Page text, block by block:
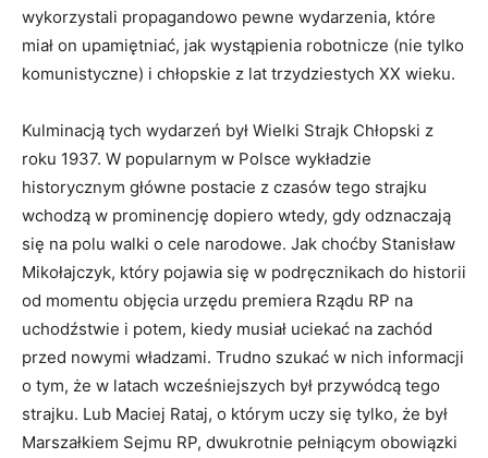
wykorzystali propagandowo pewne wydarzenia, które
miał on upamiętniać, jak wystąpienia robotnicze (nie tylko
komunistyczne) i chłopskie z lat trzydziestych XX wieku.
Kulminacją tych wydarzeń był Wielki Strajk Chłopski z
roku 1937. W popularnym w Polsce wykładzie
historycznym główne postacie z czasów tego strajku
wchodzą w prominencję dopiero wtedy, gdy odznaczają
się na polu walki o cele narodowe. Jak choćby Stanisław
Mikołajczyk, który pojawia się w podręcznikach do historii
od momentu objęcia urzędu premiera Rządu RP na
uchodźstwie i potem, kiedy musiał uciekać na zachód
przed nowymi władzami. Trudno szukać w nich informacji
o tym, że w latach wcześniejszych był przywódcą tego
strajku. Lub Maciej Rataj, o którym uczy się tylko, że był
Marszałkiem Sejmu RP, dwukrotnie pełniącym obowiązki